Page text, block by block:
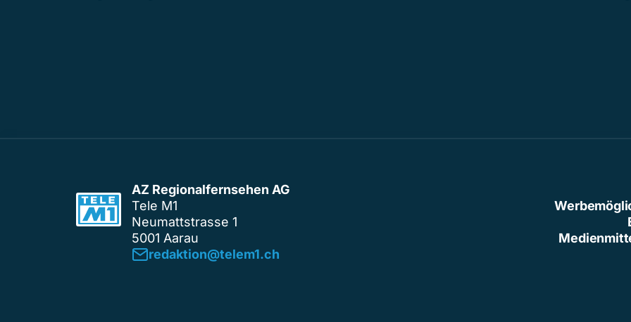
AZ Regionalfernsehen AG
Tele M1
Neumattstrasse 1
5001 Aarau
redaktion@telem1.ch